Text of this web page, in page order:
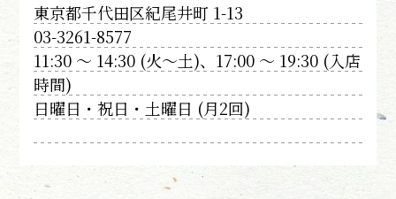
東京都千代田区紀尾井町 1-13
03-3261-8577
11:30 〜 14:30 (火〜土)、17:00 〜 19:30 (入店
時間)
日曜日・祝日・土曜日 (月2回)